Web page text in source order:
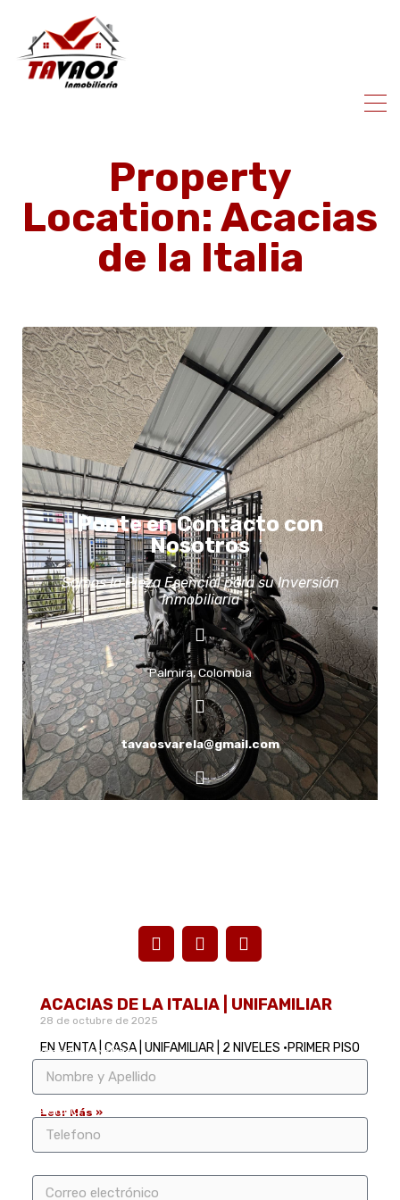
Property
Location: Acacias
de la Italia
ACACIAS DE LA ITALIA | UNIFAMILIAR
28 de octubre de 2025
EN VENTA | CASA | UNIFAMILIAR | 2 NIVELES •PRIMER PISO
externo Sala – Comedor Sala
Leer Más »
Ponte en Contacto con
Nosotros
Somos la Pieza Esencial para su Inversión
Inmobiliaria
Palmira, Colombia
tavaosvarela@gmail.com
Nombre y Apellido
Telefono